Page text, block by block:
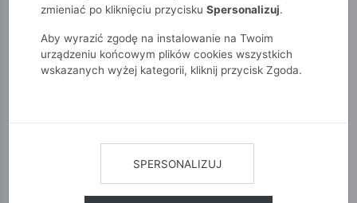
zmieniać po kliknięciu przycisku Spersonalizuj.
Aby wyrazić zgodę na instalowanie na Twoim
urządzeniu końcowym plików cookies wszystkich
wskazanych wyżej kategorii, kliknij przycisk Zgoda.
SPERSONALIZUJ